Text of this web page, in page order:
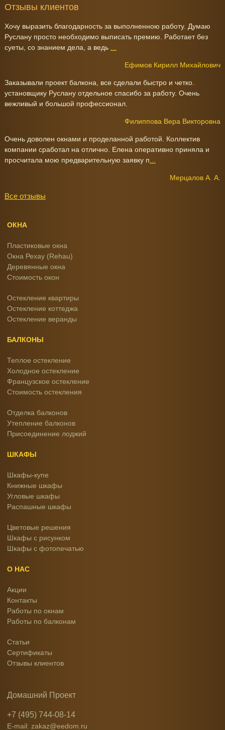
Отзывы клиентов
Хочу выразить благодарность за выполненною работу. Думаю
Руслану просто необходимо выписать премию. Работает без
суеты, со знанием дела, а ведь
Ефимов Кирилл Михайлович
Заказывали проект балкона, все сделали быстро и четко.
установщику Руслану отдельное спасибо за работу. Очень
вежливый и большой профессионал.
Филиппова Вера Викторовна
Очень доволен окнами и проделанной работой. Коллектив
компании сработал на отлично. Елена оперативно приняла и
просчитала мою предварительную заявку п
Мерцалов А. А.
Все отзывы
ОКНА
Пластиковые окна
Окна Рехау (Rehau)
Деревянные окна
Стоимость окон
Остекление квартиры
Остекление коттеджа
Остекление веранды
БАЛКОНЫ
Теплое остекление
Холодное остекление
Французское остекление
Стоимость остекления
Отделка балконов
Утепление балконов
Присоединение лоджий
ШКАФЫ
Шкафы-купе
Книжные шкафы
Угловые шкафы
Распашные шкафы
Цветовые решения
Шкафы с рисунком
Шкафы с фотопечатью
О НАС
Акции
Контакты
Работы по окнам
Работы по балконам
Статьи
Сертификаты
Отзывы клиентов
Домашний Проект
+7 (495) 744-08-14
E-mail: zakaz@eedom.ru